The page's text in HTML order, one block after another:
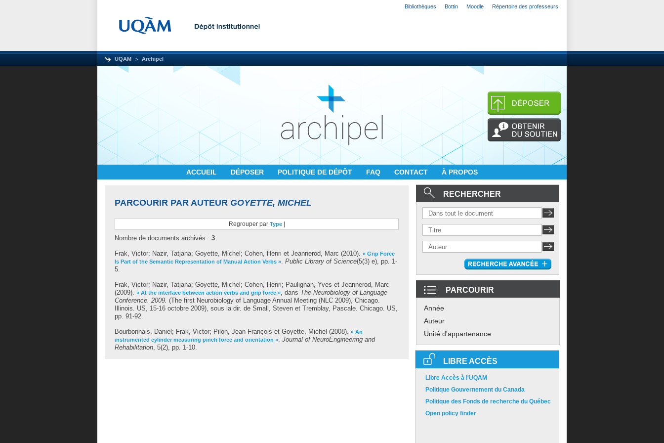
Bibliothèques Bottin Moodle Répertoire des professeurs
UQAM Archipel
ACCUEIL DÉPOSER POLITIQUE DE DÉPÔT FAQ CONTACT À PROPOS
PARCOURIR PAR AUTEUR GOYETTE, MICHEL
Regrouper par Type
Nombre de documents archivés : 3.
Frak, Victor; Nazir, Tatjana; Goyette, Michel ; Cohen, Henri et Jeannerod, Marc (2010). « Grip Force
Is Part of the Semantic Representation of Manual Action Verbs ». Public Library of Science(5(3) e), pp. 1-
5.
Frak, Victor; Nazir, Tatjana; Goyette, Michel ; Cohen, Henri; Paulignan, Yves et Jeannerod, Marc
(2009). « At the interface between action verbs and grip force », dans The Neurobiology of Language
Conference. 2009. (The first Neurobiology of Language Annual Meeting (NLC 2009), Chicago.
Illinois. US, 15-16 octobre 2009), sous la dir. de Small, Steven et Tremblay, Pascale. Chicago. US,
pp. 91-92.
Bourbonnais, Daniel ; Frak, Victor; Pilon, Jean François et Goyette, Michel (2008). « An
instrumented cylinder measuring pinch force and orientation ». Journal of NeuroEngineering and
Rehabilitation, 5(2), pp. 1-10.
RECHERCHER
PARCOURIR
Année
Auteur
Unité d'appartenance
LIBRE ACCÈS
Libre Accès à l'UQAM
Politique Gouvernement du Canada
Politique des Fonds de recherche du Québec
Open policy finder